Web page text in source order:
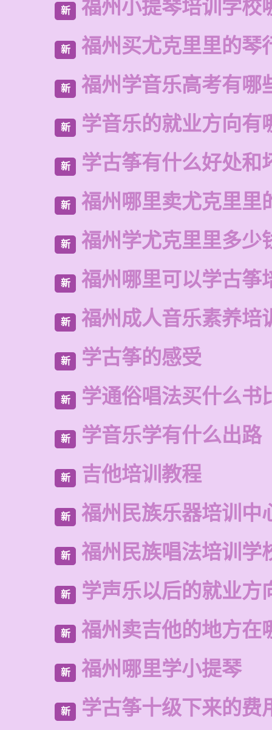
新 福州小提琴培训学校
新 福州买尤克里里的琴
新 福州学音乐高考有哪
新 学音乐的就业方向有
新 学古筝有什么好处和
新 福州哪里卖尤克里里
新 福州学尤克里里多少
新 福州哪里可以学古筝
新 福州成人音乐素养培
新 学古筝的感受
新 学通俗唱法买什么书
新 学音乐学有什么出路
新 吉他培训教程
新 福州民族乐器培训中
新 福州民族唱法培训学
新 学声乐以后的就业方
新 福州卖吉他的地方在
新 福州哪里学小提琴
新 学古筝十级下来的费